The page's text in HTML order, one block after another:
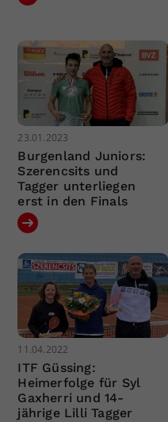
23.01.2023
Burgenland Juniors:
Szerencsits und
Tagger unterliegen
erst in den Finals
11.04.2022
ITF Güssing:
Heimerfolge für Syl
Gaxherri und 14-
jährige Lilli Tagger